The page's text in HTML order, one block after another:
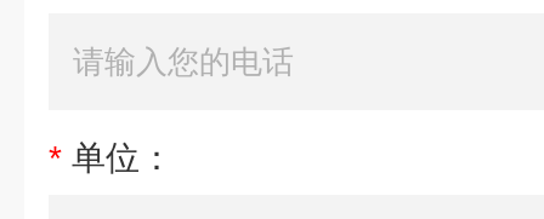
* 单位：